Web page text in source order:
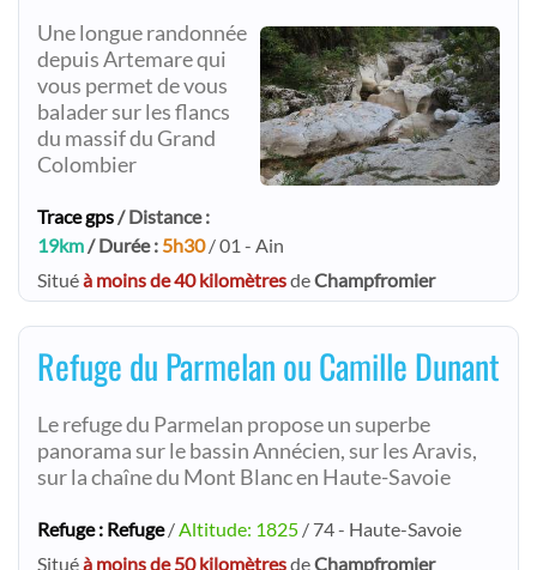
Une longue randonnée
depuis Artemare qui
vous permet de vous
balader sur les flancs
du massif du Grand
Colombier
Trace gps / Distance :
19km / Durée : 5h30/ 01 - Ain
Situéà moins de 40 kilomètresdeChampfromier
Refuge du Parmelan ou Camille Dunant
Le refuge du Parmelan propose un superbe
panorama sur le bassin Annécien, sur les Aravis,
sur la chaîne du Mont Blanc en Haute-Savoie
Refuge : Refuge/ Altitude: 1825 / 74 - Haute-Savoie
Situéà moins de 50 kilomètresdeChampfromier